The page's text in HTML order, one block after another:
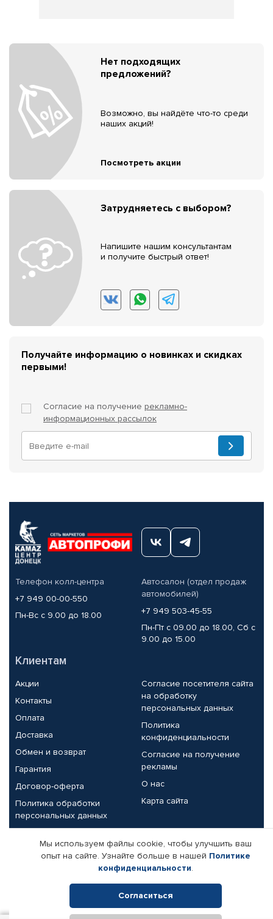
Нет подходящих
предложений?
Возможно, вы найдёте что-то среди
наших акций!
Посмотреть акции
Затрудняетесь с выбором?
Напишите нашим консультантам
и получите быстрый ответ!
Получайте информацию о новинках и скидках
первыми!
Согласие на получение рекламно-
информационных рассылок
Телефон колл-центра
+7 949 00-00-550
Пн-Вс с 9.00 до 18.00
Автосалон (отдел продаж
автомобилей)
+7 949 503-45-55
Пн-Пт с 09.00 до 18.00, Сб с
9.00 до 15.00
Клиентам
Акции
Контакты
Оплата
Доставка
Обмен и возврат
Гарантия
Договор-оферта
Политика обработки
персональных данных
Согласие посетителя сайта
на обработку
персональных данных
Политика
конфиденциальности
Согласие на получение
рекламы
О нас
Карта сайта
Партнерам
Корпоративным клиентам
Поставщикам
Реквизиты компании
Мы используем файлы cookie, чтобы улучшить ваш
опыт на сайте. Узнайте больше в нашей Политике
конфиденциальности.
Согласиться